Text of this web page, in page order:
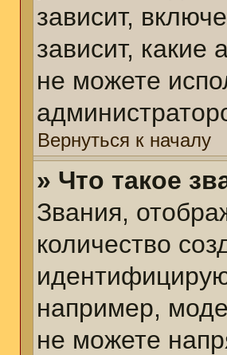
зависит,
зависит,
не можете
Вернуться к началу
» Что такое
Звания,
количество
например,
не можете